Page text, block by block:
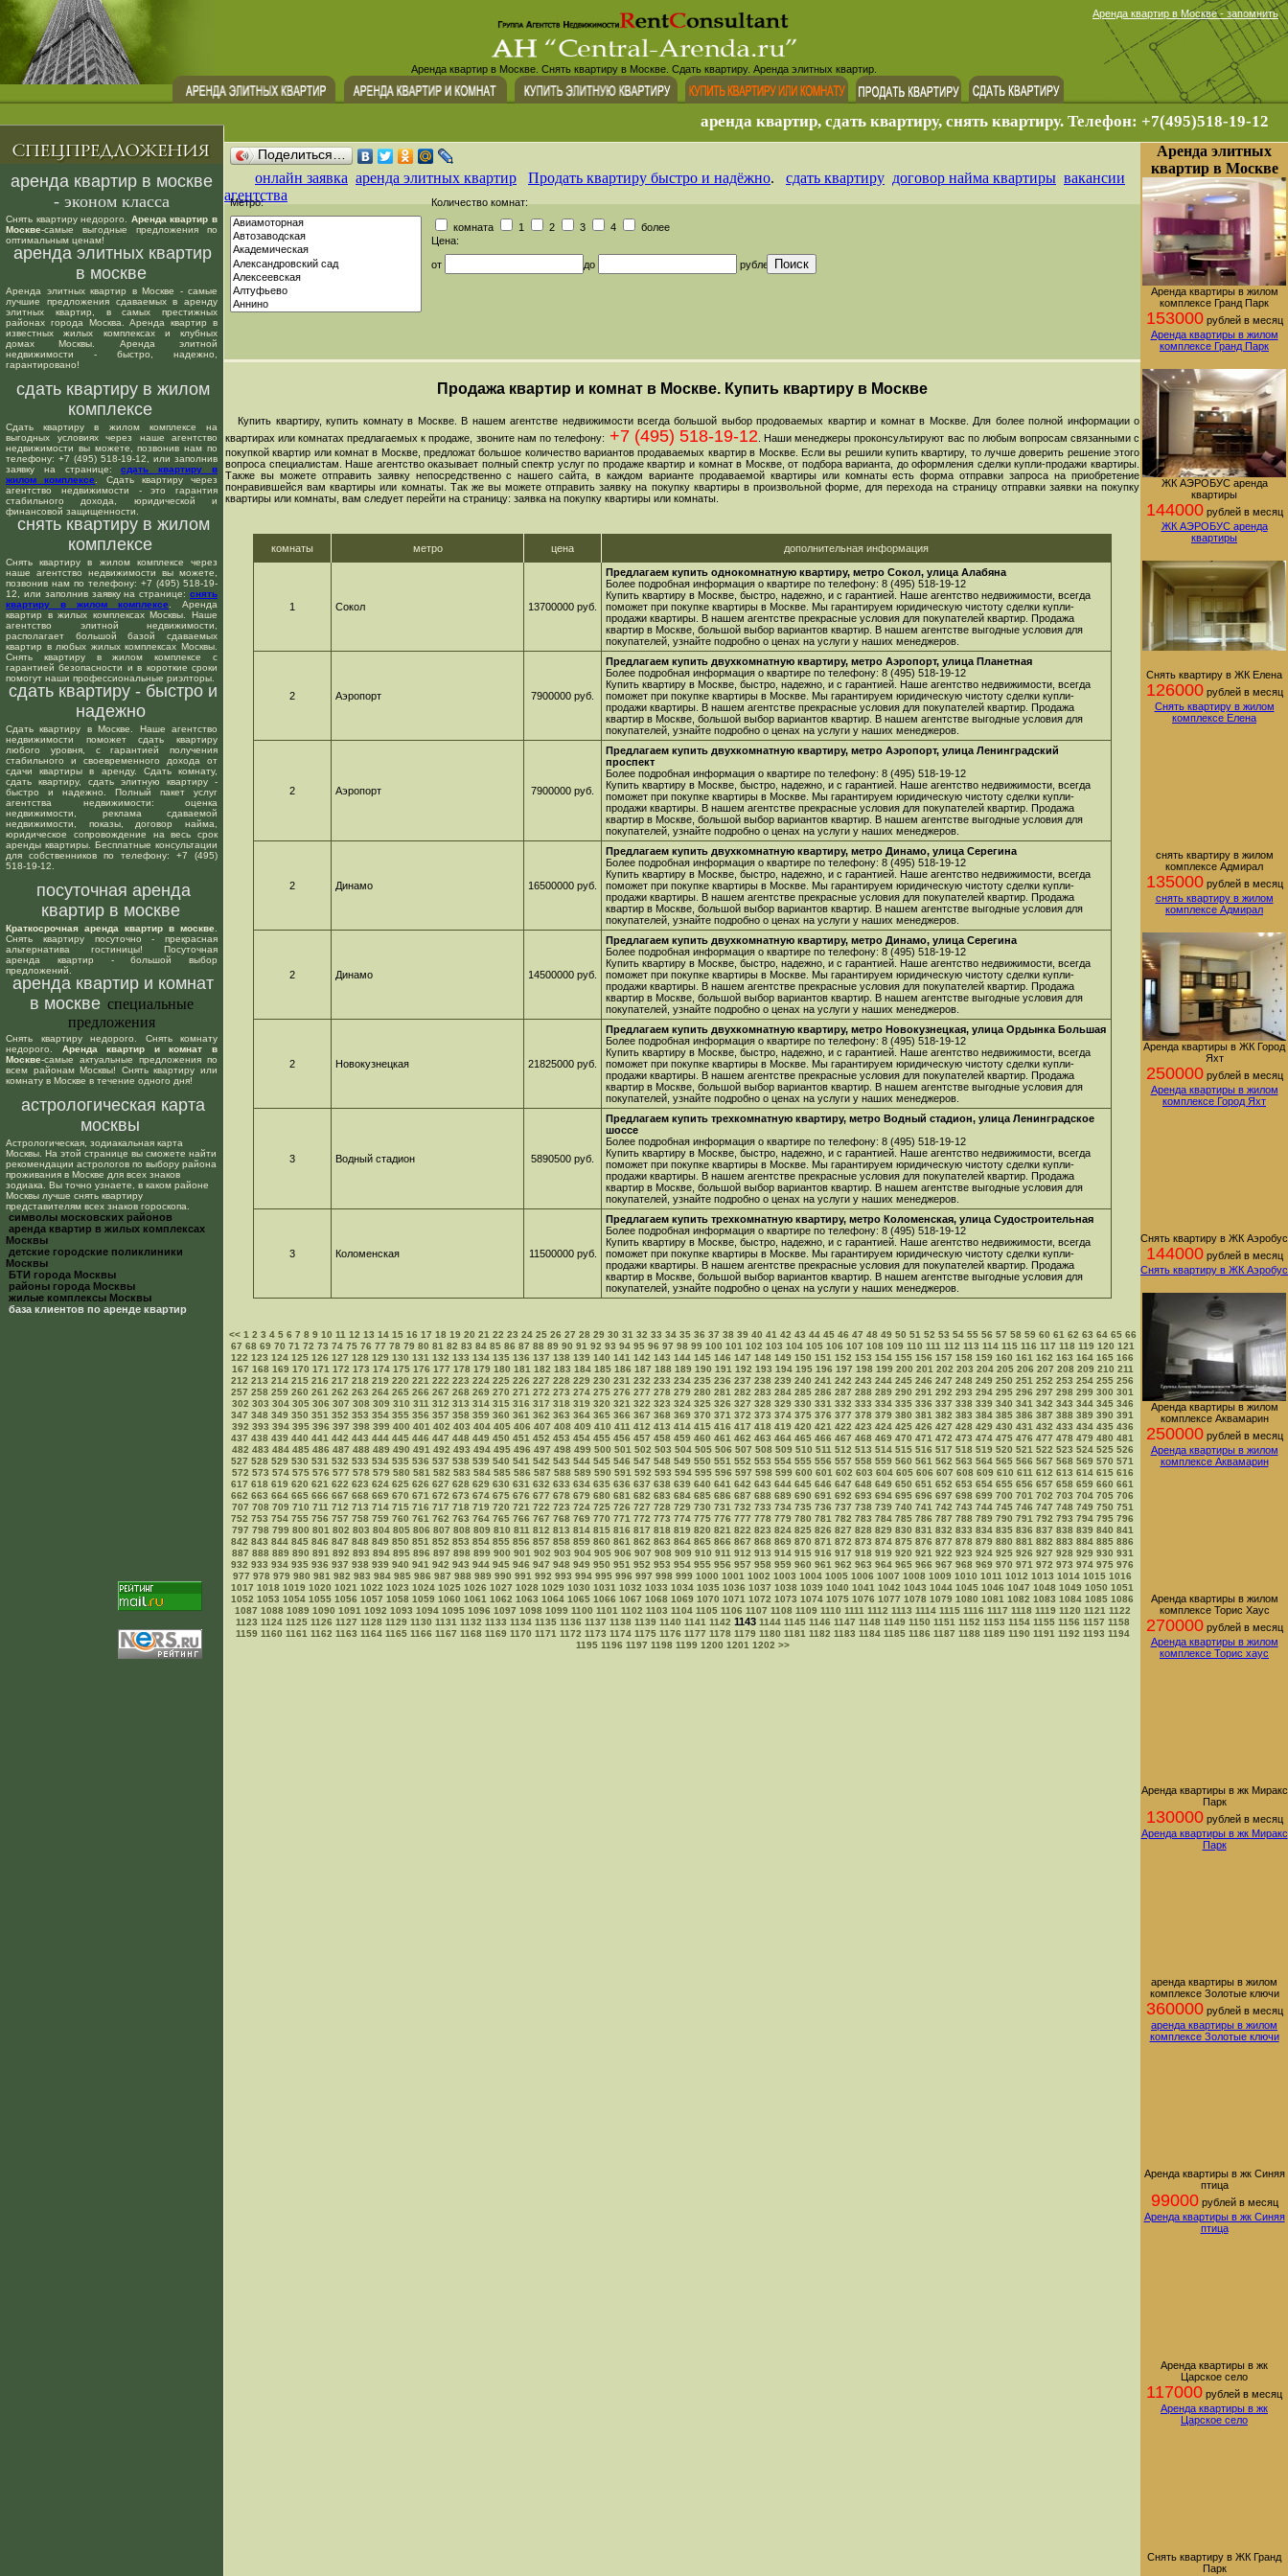
Аренда квартир в Москве - запомнить
Аренда квартир в Москве. Снять квартиру в Москве. Сдать квартиру. Аренда элитных квартир.
аренда квартир, сдать квартиру, снять квартиру. Телефон: +7(495)518-19-12
аренда квартир в москве
- эконом класса
Снять квартиру недорого. Аренда квартир в
Москве-самые выгодные предложения по
оптимальным ценам!
аренда элитных квартир
в москве
Аренда элитных квартир в Москве - самые
лучшие предложения сдаваемых в аренду
элитных квартир, в самых престижных
районах города Москва. Аренда квартир в
известных жилых комплексах и клубных
домах Москвы. Аренда элитной
недвижимости - быстро, надежно,
гарантировано!
сдать квартиру в жилом
комплексе
Сдать квартиру в жилом комплексе на
выгодных условиях через наше агентство
недвижимости вы можете, позвонив нам по
телефону: +7 (495) 518-19-12, или заполнив
заявку на странице:сдать квартиру в
жилом комплексе . Сдать квартиру через
агентство недвижимости - это гарантия
стабильного дохода, юридической и
финансовой защищенности.
снять квартиру в жилом
комплексе
Снять квартиру в жилом комплексе через
наше агентство недвижимости вы можете,
позвонив нам по телефону: +7 (495) 518-19-
12, или заполнив заявку на странице: снять
квартиру в жилом комплексе . Аренда
квартир в жилых комплексах Москвы. Наше
агентство элитной недвижимости,
располагает большой базой сдаваемых
квартир в любых жилых комплексах Москвы.
Снять квартиру в жилом комплексе с
гарантией безопасности и в короткие сроки
помогут наши профессиональные риэлторы.
сдать квартиру - быстро и
надежно
Сдать квартиру в Москве. Наше агентство
недвижимости поможет сдать квартиру
любого уровня, с гарантией получения
стабильного и своевременного дохода от
сдачи квартиры в аренду. Сдать комнату,
сдать квартиру, сдать элитную квартиру -
быстро и надежно. Полный пакет услуг
агентства недвижимости: оценка
недвижимости, реклама сдаваемой
недвижимости, показы, договор найма,
юридическое сопровождение на весь срок
аренды квартиры. Бесплатные консультации
для собственников по телефону: +7 (495)
518-19-12.
посуточная аренда
квартир в москве
Краткосрочная аренда квартир в москве
Снять квартиру посуточно - прекрасная
альтернатива гостиницы! Посуточная
аренда квартир - большой выбор
предложений.
аренда квартир и комнат
в москве специальные
предложения
Снять квартиру недорого. Снять комнату
недорого. Аренда квартир и комнат в
Москве-самые актуальные предложения по
всем районам Москвы! Снять квартиру или
комнату в Москве в течение одного дня!
астрологическая карта
москвы
Астрологическая, зодиакальная карта
Москвы. На этой странице вы сможете найти
рекомендации астрологов по выбору района
проживания в Москве для всех знаков
зодиака. Вы точно узнаете, в каком районе
Москвы лучше снять квартиру
представителям всех знаков гороскопа.
cимволы московских районов
аренда квартир в жилых комплексах
Москвы
детские городские поликлиники
Москвы
БТИ города Москвы
районы города Москвы
жилые комплексы Москвы
база клиентов по аренде квартир
Поделиться…
онлайн заявка аренда элитных квартир Продать квартиру быстро и надёжно. сдать квартиру договор найма квартиры вакансии
агентства
Метро: Количество комнат:
комната 1 2 3 4
более
Цена:
от до рублей
Продажа квартир и комнат в Москве. Купить квартиру в Москве
Купить квартиру, купить комнату в Москве. В нашем агентстве недвижимости всегда большой выбор продоваемых квартир и комнат в Москве. Для более полной информации о
квартирах или комнатах предлагаемых к продаже, звоните нам по телефону: +7 (495) 518-19-12 . Наши менеджеры проконсультируют вас по любым вопросам связанными с
покупкой квартир или комнат в Москве, предложат большое количество вариантов продаваемых квартир в Москве. Если вы решили купить квартиру, то лучше доверить решение этого
вопроса специалистам. Наше агентство оказывает полный спектр услуг по продаже квартир и комнат в Москве, от подбора варианта, до оформления сделки купли-продажи квартиры.
Также вы можете отправить заявку непосредственно с нашего сайта, в каждом варианте продаваемой квартиры или комнаты есть форма отправки запроса на приобретение
понравившейся вам квартиры или комнаты. Так же вы можете отправить заявку на покупку квартиры в произвольной форме, для перехода на страницу отправки заявки на покупку
квартиры или комнаты, вам следует перейти на страницу: заявка на покупку квартиры или комнаты.
комнаты метро цена дополнительная информация
1 Сокол 13700000 руб.
Предлагаем купить однокомнатную квартиру, метро Сокол, улица Алабяна
Более подробная информация о квартире по телефону: 8 (495) 518-19-12
Купить квартиру в Москве, быстро, надежно, и с гарантией. Наше агентство недвижимости, всегда
поможет при покупке квартиры в Москве. Мы гарантируем юридическую чистоту сделки купли-
продажи квартиры. В нашем агентстве прекрасные условия для покупателей квартир. Продажа
квартир в Москве, большой выбор вариантов квартир. В нашем агентстве выгодные условия для
покупателей, узнайте подробно о ценах на услуги у наших менеджеров.
2 Аэропорт 7900000 руб.
Предлагаем купить двухкомнатную квартиру, метро Аэропорт, улица Планетная
Более подробная информация о квартире по телефону: 8 (495) 518-19-12
Купить квартиру в Москве, быстро, надежно, и с гарантией. Наше агентство недвижимости, всегда
поможет при покупке квартиры в Москве. Мы гарантируем юридическую чистоту сделки купли-
продажи квартиры. В нашем агентстве прекрасные условия для покупателей квартир. Продажа
квартир в Москве, большой выбор вариантов квартир. В нашем агентстве выгодные условия для
покупателей, узнайте подробно о ценах на услуги у наших менеджеров.
2 Аэропорт 7900000 руб.
Предлагаем купить двухкомнатную квартиру, метро Аэропорт, улица Ленинградский
проспект
Более подробная информация о квартире по телефону: 8 (495) 518-19-12
Купить квартиру в Москве, быстро, надежно, и с гарантией. Наше агентство недвижимости, всегда
поможет при покупке квартиры в Москве. Мы гарантируем юридическую чистоту сделки купли-
продажи квартиры. В нашем агентстве прекрасные условия для покупателей квартир. Продажа
квартир в Москве, большой выбор вариантов квартир. В нашем агентстве выгодные условия для
покупателей, узнайте подробно о ценах на услуги у наших менеджеров.
2 Динамо 16500000 руб.
Предлагаем купить двухкомнатную квартиру, метро Динамо, улица Серегина
Более подробная информация о квартире по телефону: 8 (495) 518-19-12
Купить квартиру в Москве, быстро, надежно, и с гарантией. Наше агентство недвижимости, всегда
поможет при покупке квартиры в Москве. Мы гарантируем юридическую чистоту сделки купли-
продажи квартиры. В нашем агентстве прекрасные условия для покупателей квартир. Продажа
квартир в Москве, большой выбор вариантов квартир. В нашем агентстве выгодные условия для
покупателей, узнайте подробно о ценах на услуги у наших менеджеров.
2 Динамо 14500000 руб.
Предлагаем купить двухкомнатную квартиру, метро Динамо, улица Серегина
Более подробная информация о квартире по телефону: 8 (495) 518-19-12
Купить квартиру в Москве, быстро, надежно, и с гарантией. Наше агентство недвижимости, всегда
поможет при покупке квартиры в Москве. Мы гарантируем юридическую чистоту сделки купли-
продажи квартиры. В нашем агентстве прекрасные условия для покупателей квартир. Продажа
квартир в Москве, большой выбор вариантов квартир. В нашем агентстве выгодные условия для
покупателей, узнайте подробно о ценах на услуги у наших менеджеров.
2 Новокузнецкая 21825000 руб.
Предлагаем купить двухкомнатную квартиру, метро Новокузнецкая, улица Ордынка Большая
Более подробная информация о квартире по телефону: 8 (495) 518-19-12
Купить квартиру в Москве, быстро, надежно, и с гарантией. Наше агентство недвижимости, всегда
поможет при покупке квартиры в Москве. Мы гарантируем юридическую чистоту сделки купли-
продажи квартиры. В нашем агентстве прекрасные условия для покупателей квартир. Продажа
квартир в Москве, большой выбор вариантов квартир. В нашем агентстве выгодные условия для
покупателей, узнайте подробно о ценах на услуги у наших менеджеров.
3 Водный стадион 5890500 руб.
Предлагаем купить трехкомнатную квартиру, метро Водный стадион, улица Ленинградское
шоссе
Более подробная информация о квартире по телефону: 8 (495) 518-19-12
Купить квартиру в Москве, быстро, надежно, и с гарантией. Наше агентство недвижимости, всегда
поможет при покупке квартиры в Москве. Мы гарантируем юридическую чистоту сделки купли-
продажи квартиры. В нашем агентстве прекрасные условия для покупателей квартир. Продажа
квартир в Москве, большой выбор вариантов квартир. В нашем агентстве выгодные условия для
покупателей, узнайте подробно о ценах на услуги у наших менеджеров.
3 Коломенская 11500000 руб.
Предлагаем купить трехкомнатную квартиру, метро Коломенская, улица Судостроительная
Более подробная информация о квартире по телефону: 8 (495) 518-19-12
Купить квартиру в Москве, быстро, надежно, и с гарантией. Наше агентство недвижимости, всегда
поможет при покупке квартиры в Москве. Мы гарантируем юридическую чистоту сделки купли-
продажи квартиры. В нашем агентстве прекрасные условия для покупателей квартир. Продажа
квартир в Москве, большой выбор вариантов квартир. В нашем агентстве выгодные условия для
покупателей, узнайте подробно о ценах на услуги у наших менеджеров.
<< 1 2 3 4 5 6 7 8 9 10 11 12 13 14 15 16 17 18 19 20 21 22 23 24 25 26 27 28 29 30 31 32 33 34 35 36 37 38 39 40 41 42 43 44 45 46 47 48 49 50 51 52 53 54 55 56 57 58 59 60 61 62 63 64 65 66
67 68 69 70 71 72 73 74 75 76 77 78 79 80 81 82 83 84 85 86 87 88 89 90 91 92 93 94 95 96 97 98 99 100 101 102 103 104 105 106 107 108 109 110 111 112 113 114 115 116 117 118 119 120 121
122 123 124 125 126 127 128 129 130 131 132 133 134 135 136 137 138 139 140 141 142 143 144 145 146 147 148 149 150 151 152 153 154 155 156 157 158 159 160 161 162 163 164 165 166
167 168 169 170 171 172 173 174 175 176 177 178 179 180 181 182 183 184 185 186 187 188 189 190 191 192 193 194 195 196 197 198 199 200 201 202 203 204 205 206 207 208 209 210 211
212 213 214 215 216 217 218 219 220 221 222 223 224 225 226 227 228 229 230 231 232 233 234 235 236 237 238 239 240 241 242 243 244 245 246 247 248 249 250 251 252 253 254 255 256
257 258 259 260 261 262 263 264 265 266 267 268 269 270 271 272 273 274 275 276 277 278 279 280 281 282 283 284 285 286 287 288 289 290 291 292 293 294 295 296 297 298 299 300 301
302 303 304 305 306 307 308 309 310 311 312 313 314 315 316 317 318 319 320 321 322 323 324 325 326 327 328 329 330 331 332 333 334 335 336 337 338 339 340 341 342 343 344 345 346
347 348 349 350 351 352 353 354 355 356 357 358 359 360 361 362 363 364 365 366 367 368 369 370 371 372 373 374 375 376 377 378 379 380 381 382 383 384 385 386 387 388 389 390 391
392 393 394 395 396 397 398 399 400 401 402 403 404 405 406 407 408 409 410 411 412 413 414 415 416 417 418 419 420 421 422 423 424 425 426 427 428 429 430 431 432 433 434 435 436
437 438 439 440 441 442 443 444 445 446 447 448 449 450 451 452 453 454 455 456 457 458 459 460 461 462 463 464 465 466 467 468 469 470 471 472 473 474 475 476 477 478 479 480 481
482 483 484 485 486 487 488 489 490 491 492 493 494 495 496 497 498 499 500 501 502 503 504 505 506 507 508 509 510 511 512 513 514 515 516 517 518 519 520 521 522 523 524 525 526
527 528 529 530 531 532 533 534 535 536 537 538 539 540 541 542 543 544 545 546 547 548 549 550 551 552 553 554 555 556 557 558 559 560 561 562 563 564 565 566 567 568 569 570 571
572 573 574 575 576 577 578 579 580 581 582 583 584 585 586 587 588 589 590 591 592 593 594 595 596 597 598 599 600 601 602 603 604 605 606 607 608 609 610 611 612 613 614 615 616
617 618 619 620 621 622 623 624 625 626 627 628 629 630 631 632 633 634 635 636 637 638 639 640 641 642 643 644 645 646 647 648 649 650 651 652 653 654 655 656 657 658 659 660 661
662 663 664 665 666 667 668 669 670 671 672 673 674 675 676 677 678 679 680 681 682 683 684 685 686 687 688 689 690 691 692 693 694 695 696 697 698 699 700 701 702 703 704 705 706
707 708 709 710 711 712 713 714 715 716 717 718 719 720 721 722 723 724 725 726 727 728 729 730 731 732 733 734 735 736 737 738 739 740 741 742 743 744 745 746 747 748 749 750 751
752 753 754 755 756 757 758 759 760 761 762 763 764 765 766 767 768 769 770 771 772 773 774 775 776 777 778 779 780 781 782 783 784 785 786 787 788 789 790 791 792 793 794 795 796
797 798 799 800 801 802 803 804 805 806 807 808 809 810 811 812 813 814 815 816 817 818 819 820 821 822 823 824 825 826 827 828 829 830 831 832 833 834 835 836 837 838 839 840 841
842 843 844 845 846 847 848 849 850 851 852 853 854 855 856 857 858 859 860 861 862 863 864 865 866 867 868 869 870 871 872 873 874 875 876 877 878 879 880 881 882 883 884 885 886
887 888 889 890 891 892 893 894 895 896 897 898 899 900 901 902 903 904 905 906 907 908 909 910 911 912 913 914 915 916 917 918 919 920 921 922 923 924 925 926 927 928 929 930 931
932 933 934 935 936 937 938 939 940 941 942 943 944 945 946 947 948 949 950 951 952 953 954 955 956 957 958 959 960 961 962 963 964 965 966 967 968 969 970 971 972 973 974 975 976
977 978 979 980 981 982 983 984 985 986 987 988 989 990 991 992 993 994 995 996 997 998 999 1000 1001 1002 1003 1004 1005 1006 1007 1008 1009 1010 1011 1012 1013 1014 1015 1016
1017 1018 1019 1020 1021 1022 1023 1024 1025 1026 1027 1028 1029 1030 1031 1032 1033 1034 1035 1036 1037 1038 1039 1040 1041 1042 1043 1044 1045 1046 1047 1048 1049 1050 1051
1052 1053 1054 1055 1056 1057 1058 1059 1060 1061 1062 1063 1064 1065 1066 1067 1068 1069 1070 1071 1072 1073 1074 1075 1076 1077 1078 1079 1080 1081 1082 1083 1084 1085 1086
1087 1088 1089 1090 1091 1092 1093 1094 1095 1096 1097 1098 1099 1100 1101 1102 1103 1104 1105 1106 1107 1108 1109 1110 1111 1112 1113 1114 1115 1116 1117 1118 1119 1120 1121 1122
1123 1124 1125 1126 1127 1128 1129 1130 1131 1132 1133 1134 1135 1136 1137 1138 1139 1140 1141 1142 1143 1144 1145 1146 1147 1148 1149 1150 1151 1152 1153 1154 1155 1156 1157 1158
1159 1160 1161 1162 1163 1164 1165 1166 1167 1168 1169 1170 1171 1172 1173 1174 1175 1176 1177 1178 1179 1180 1181 1182 1183 1184 1185 1186 1187 1188 1189 1190 1191 1192 1193 1194
1195 1196 1197 1198 1199 1200 1201 1202 >>
Аренда элитных
квартир в Москве
Аренда квартиры в жилом
комплексе Гранд Парк
153000рублей в месяц
Аренда квартиры в жилом
комплексе Гранд Парк
ЖК АЭРОБУС аренда
квартиры
144000рублей в месяц
ЖК АЭРОБУС аренда
квартиры
Снять квартиру в ЖК Елена
126000рублей в месяц
Снять квартиру в жилом
комплексе Елена
снять квартиру в жилом
комплексе Адмирал
135000рублей в месяц
снять квартиру в жилом
комплексе Адмирал
Аренда квартиры в ЖК Город
Яхт
250000рублей в месяц
Аренда квартиры в жилом
комплексе Город Яхт
Снять квартиру в ЖК Аэробус
144000рублей в месяц
Снять квартиру в ЖК Аэробус
Аренда квартиры в жилом
комплексе Аквамарин
250000рублей в месяц
Аренда квартиры в жилом
комплексе Аквамарин
Аренда квартиры в жилом
комплексе Торис Хаус
270000рублей в месяц
Аренда квартиры в жилом
комплексе Торис хаус
Аренда квартиры в жк Миракс
Парк
130000рублей в месяц
Аренда квартиры в жк Миракс
Парк
аренда квартиры в жилом
комплексе Золотые ключи
360000рублей в месяц
аренда квартиры в жилом
комплексе Золотые ключи
Аренда квартиры в жк Синяя
птица
99000рублей в месяц
Аренда квартиры в жк Синяя
птица
Аренда квартиры в жк
Царское село
117000 рублей в месяц
Аренда квартиры в жк
Царское село
Снять квартиру в ЖК Гранд
Парк